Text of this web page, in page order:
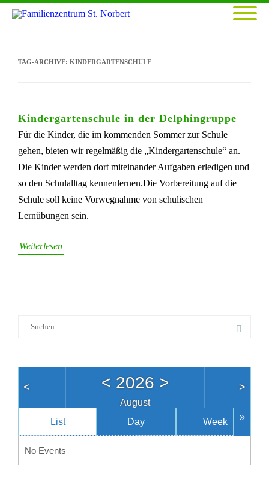
TAG-ARCHIVE: KINDERGARTENSCHULE
Kindergartenschule in der Delphingruppe
Für die Kinder, die im kommenden Sommer zur Schule
gehen, bieten wir regelmäßig die „Kindergartenschule“ an.
Die Kinder werden dort miteinander Aufgaben erledigen und
so den Schulalltag kennenlernen.Die Vorbereitung auf die
Schule soll keine Vorwegnahme von schulischen
Lernübungen sein.
Weiterlesen
Suche
< <2026 >
August
>
»
List Day Week
No Events